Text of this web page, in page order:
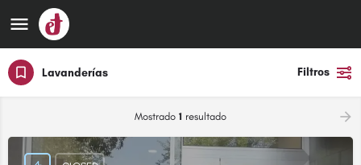
Lavanderías Filtros
Mostrado 1 resultado